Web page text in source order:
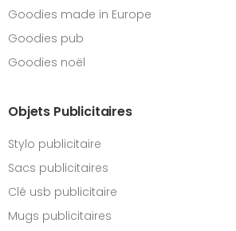
Goodies made in Europe
Goodies pub
Goodies noël
Objets Publicitaires
Stylo publicitaire
Sacs publicitaires
Clé usb publicitaire
Mugs publicitaires